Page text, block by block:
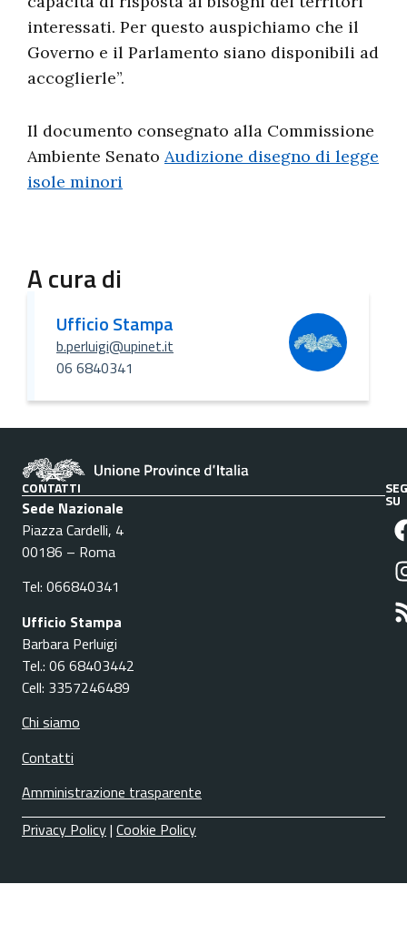
interessati. Per questo auspichiamo che il
Governo e il Parlamento siano disponibili ad
accoglierle”.
Il documento consegnato alla Commissione
Ambiente Senato Audizione disegno di legge
isole minori
A cura di
Ufficio Stampa
b.perluigi@upinet.it
06 6840341
CONTATTI
Sede Nazionale
Piazza Cardelli, 4
00186 – Roma
Tel: 066840341
Ufficio Stampa
Barbara Perluigi
Tel.: 06 68403442
Cell: 3357246489
Chi siamo
Contatti
Amministrazione trasparente
SU
Privacy Policy| Cookie Policy